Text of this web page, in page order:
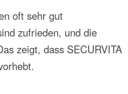
oft sehr gut
zufrieden, und die
zeigt, dass SECURVITA